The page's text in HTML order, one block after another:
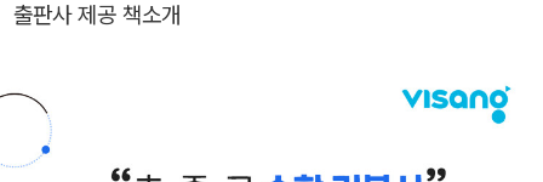
출판사 제공 책소개